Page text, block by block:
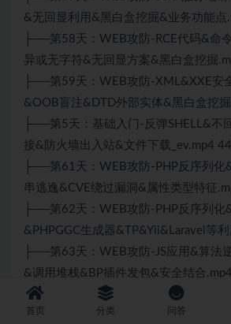
&无回显利用&黑白盒挖掘&业务功能点
├──第58天：WEB攻防-RCE代码&命
异或无字符&无回显方案&黑白盒挖掘
├──第59天：WEB攻防-XML&XXE安
&OOB盲注&DTD外部实体&黑白盒挖
├──第5天：基础入门-反弹SHELL&不
接&防火墙出入站&文件下载_ev.mp4
├──第61天：WEB攻防-PHP反序列化
串逃逸&CVE绕过漏洞&属性类型特征
├──第62天：WEB攻防-PHP反序列化
&PHPGGC生成器&TP&Yii&Laravel等
├──第63天：WEB攻防-JS应用&算法
&调用堆栈&BP插件发包&安全结合
├──第64天：WEB攻防-JS应用&反调
&AST加密还原&本地覆盖&断点条件
首页 分类 问答